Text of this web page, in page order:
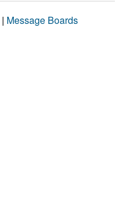
| Message Boards